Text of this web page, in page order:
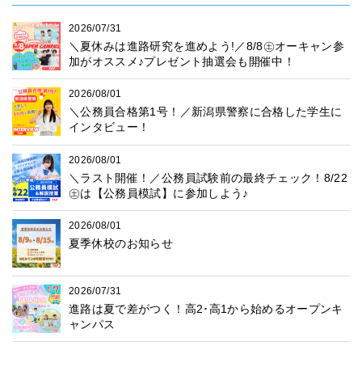
2026/07/31
＼夏休みは進路研究を進めよう!／8/8㊏オーキャン参
加がオススメ♪プレゼント抽選会も開催中！
2026/08/01
＼公務員合格第1号！／新潟県警察に合格した学生に
インタビュー！
2026/08/01
＼ラスト開催！／公務員試験前の最終チェック！8/22
㊏は【公務員模試】に参加しよう♪
2026/08/01
夏季休校のお知らせ
2026/07/31
進路は夏で差がつく！高2･高1から始めるオープンキ
ャンパス